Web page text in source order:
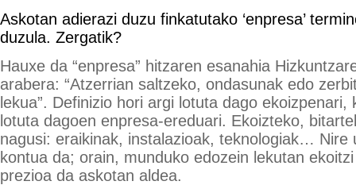
Askotan adierazi duzu finkatutako ‘enpresa’
duzula. Zergatik?
Hauxe da “enpresa” hitzaren esanahia
arabera: “Atzerrian saltzeko, ondasunak edo
lekua”. Definizio hori argi lotuta dago
lotuta dagoen enpresa-ereduari. Ekoizteko,
nagusi: eraikinak, instalazioak, teknologiak… Nire
kontua da; orain, munduko edozein lekutan
prezioa da askotan aldea.